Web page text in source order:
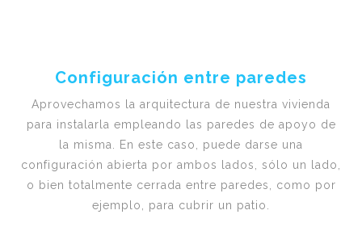
Configuración entre paredes
Aprovechamos la arquitectura de nuestra vivienda
para instalarla empleando las paredes de apoyo de
la misma. En este caso, puede darse una
configuración abierta por ambos lados, sólo un lado,
o bien totalmente cerrada entre paredes, como por
ejemplo, para cubrir un patio.